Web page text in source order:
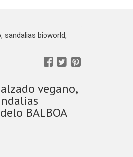
sandalias bioworld,
vegano,
BALBOA